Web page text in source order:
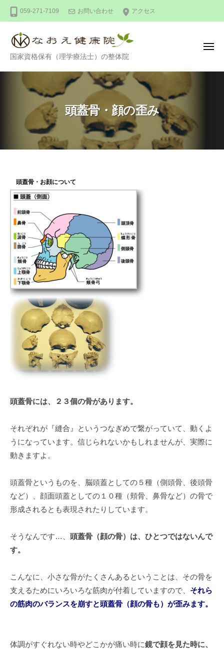
ン
へ
059-271-7109 お問い合わせ アクセス
整
体
国家資格保有（理学療法士）の整体院
メ
頭蓋骨・顔の歪み
頭
蓋
骨・
顔
の
歪
み
2021
desk@toiee.jp
頭蓋骨・お顔について
頭蓋骨には、２３個の骨があります。
それぞれが『縫合』というつなぎめで繋がっていて、動くよ
うになっています。信じられないかもしれませんが、実際に
動きますよ。
頭蓋骨というものを、脳頭蓋としての５種（側頭骨、後頭骨
など）、顔面頭蓋としての１０種（頬骨、鼻骨など）の骨で
形成されるとも表現されたりしています。
そうなんです…、 頭蓋骨（顔の骨）は、ひとつではないんで
す。
こんなに、小さな骨がたくさんあるということは、その骨を
支えるためにいろいろな筋肉が付着していますので、 それら
の筋肉のバランスを崩すと頭蓋骨（顔の骨も）が歪みます。
体調がすぐれない時やどこかが痛い時に鏡で顔を見た時に、
体
な
お
え
健
康